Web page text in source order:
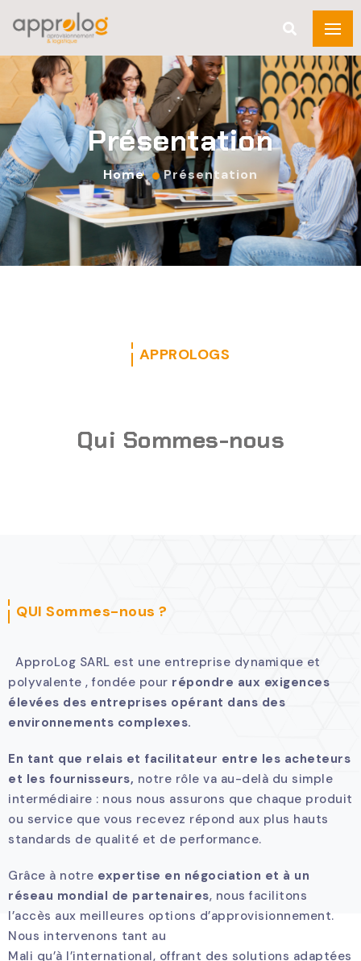
Présentation
Home Présentation
APPROLOGS
Qui Sommes-nous
QUI Sommes-nous ?
ApproLog SARL est une entreprise dynamique et
polyvalente , fondée pour répondre aux exigences
élevées des entreprises opérant dans des
environnements complexes.
En tant que relais et facilitateur entre les acheteurs
et les fournisseurs, notre rôle va au-delà du simple
intermédiaire : nous nous assurons que chaque produit
ou service que vous recevez répond aux plus hauts
standards de qualité et de performance.
Grâce à notre expertise en négociation et à un
réseau mondial de partenaires, nous facilitons
l’accès aux meilleures options d’approvisionnement.
Nous intervenons tant au
Mali qu’à l’international, offrant des solutions adaptées